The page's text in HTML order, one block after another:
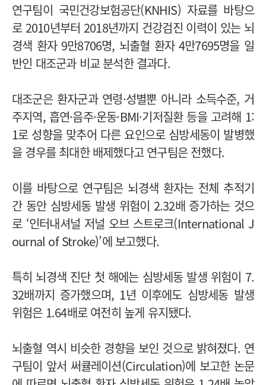
연구팀이 국민건강보험공단(KNHIS) 자료를 바탕으
로 2010년부터 2018년까지 건강검진 이력이 있는 뇌
경색 환자 9만8706명, 뇌출혈 환자 4만7695명을 일
반인 대조군과 비교 분석한 결과다.
대조군은 환자군과 연령·성별뿐 아니라 소득수준, 거
주지역, 흡연·음주·운동·BMI·기저질환 등을 고려해 1:
1로 성향을 맞추어 다른 요인으로 심방세동이 발병했
을 경우를 최대한 배제했다고 연구팀은 전했다.
이를 바탕으로 연구팀은 뇌경색 환자는 전체 추적기
간 동안 심방세동 발생 위험이 2.32배 증가하는 것으
로 ‘인터내셔널 저널 오브 스트로크(International J
ournal of Stroke)’에 보고했다.
특히 뇌경색 진단 첫 해에는 심방세동 발생 위험이 7.
32배까지 증가했으며, 1년 이후에도 심방세동 발생
위험은 1.64배로 여전히 높게 유지됐다.
뇌출혈 역시 비슷한 경향을 보인 것으로 밝혀졌다. 연
구팀이 앞서 써큘레이션(Circulation)에 보고한 논문